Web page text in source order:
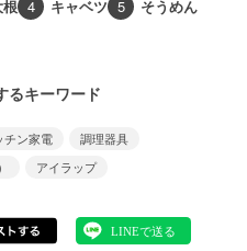
根 4 キャベツ 5 そうめん
るキーワード
チン家電
調理器具
アイラップ